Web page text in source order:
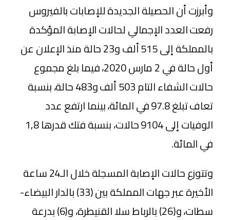
وأبرزت أن الحصيلة الجديدة للإصابات بالفيروس
رفعت العدد الإجمالي لحالات الإصابة المؤكدة
بالمملكة إلى 515 ألف و23 حالة منذ الإعلان عن
أول حالة في 2 مارس 2020، فيما بلغ مجموع
حالات الشفاء التام 503 ألف و483 حالة، بنسبة
تعاف تبلغ 97.8 في المائة، بينما ارتفع عدد
الوفيات إلى 9104 حالات، بنسبة فتك قدرها 1,8
في المائة.
وتتوزع حالات الإصابة المسجلة خلال الـ24 ساعة
الأخيرة عبر جهات المملكة بين (33) بالدار البيضاء-
سطات، و(26) بالرباط سلا القنيطرة، و(6) بدرعة